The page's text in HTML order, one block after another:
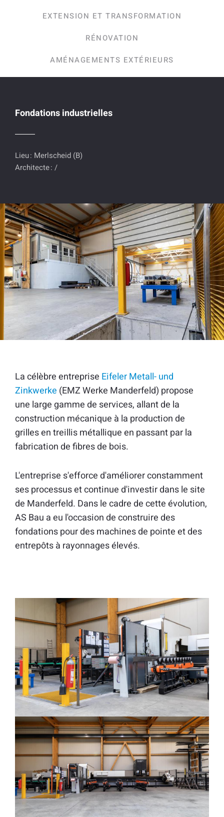
EXTENSION ET TRANSFORMATION
RÉNOVATION
AMÉNAGEMENTS EXTÉRIEURS
Fondations industrielles
Lieu : Merlscheid (B)
Architecte : /
La célèbre entreprise Eifeler Metall- und
Zinkwerke (EMZ Werke Manderfeld) propose
une large gamme de services, allant de la
construction mécanique à la production de
grilles en treillis métallique en passant par la
fabrication de fibres de bois.
L'entreprise s'efforce d'améliorer constamment
ses processus et continue d'investir dans le site
de Manderfeld. Dans le cadre de cette évolution,
AS Bau a eu l'occasion de construire des
fondations pour des machines de pointe et des
entrepôts à rayonnages élevés.